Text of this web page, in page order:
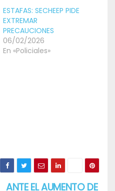
ESTAFAS: SECHEEP PIDE
EXTREMAR
PRECAUCIONES
06/02/2026
En «Policiales»
ANTE EL AUMENTO DE